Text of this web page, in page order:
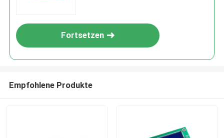
Fortsetzen
Empfohlene Produkte